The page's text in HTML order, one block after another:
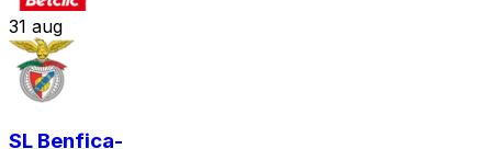
31 aug
SL Benfica-